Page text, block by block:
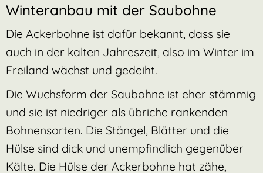
Winteranbau mit der Saubohne
Die Ackerbohne ist dafür bekannt, dass sie
auch in der kalten Jahreszeit, also im Winter im
Freiland wächst und gedeiht.
Die Wuchsform der Saubohne ist eher stämmig
und sie ist niedriger als übriche rankenden
Bohnensorten. Die Stängel, Blätter und die
Hülse sind dick und unempfindlich gegenüber
Kälte. Die Hülse der Ackerbohne hat zähe,